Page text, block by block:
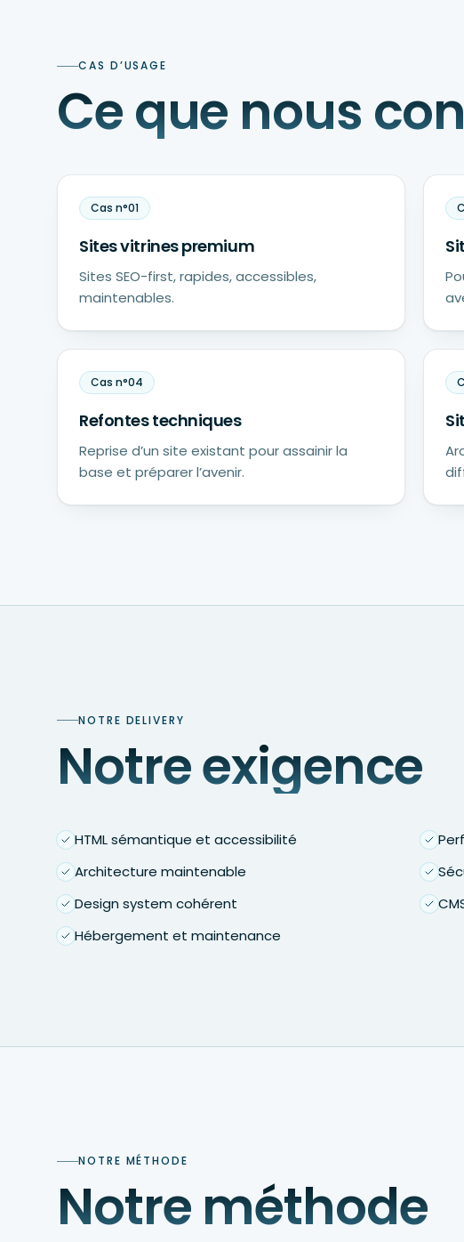
CAS D’USAGE
Ce que nous
Cas n°01
Sites vitrines premium
Sites SEO-first, rapides, accessibles,
maintenables.
Cas n°04
Refontes techniques
Reprise d’un site existant pour assainir la
base et préparer l’avenir.
NOTRE DELIVERY
Notre exigence
HTML sémantique et accessibilité
Architecture maintenable
Design system cohérent
Hébergement et maintenance
NOTRE MÉTHODE
Notre méthode